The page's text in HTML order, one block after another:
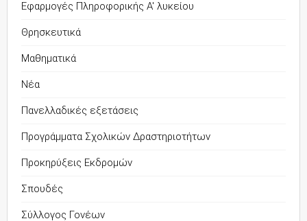
Εφαρμογές Πληροφορικής Α' λυκείου
Θρησκευτικά
Μαθηματικά
Νέα
Πανελλαδικές εξετάσεις
Προγράμματα Σχολικών Δραστηριοτήτων
Προκηρύξεις Εκδρομών
Σπουδές
Σύλλογος Γονέων